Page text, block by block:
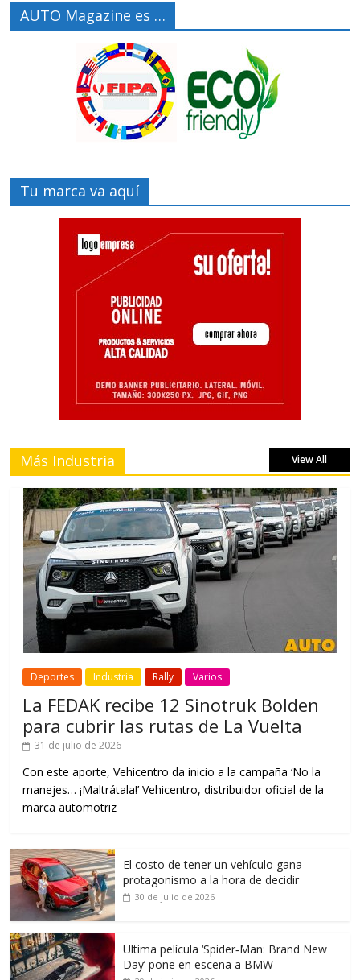
AUTO Magazine es …
Tu marca va aquí
Más Industria View All
Deportes Industria Rally Varios
La FEDAK recibe 12 Sinotruk Bolden
para cubrir las rutas de La Vuelta
31 de julio de 2026
Con este aporte, Vehicentro da inicio a la campaña ‘No la
manejes… ¡Maltrátala!’ Vehicentro, distribuidor oficial de la
marca automotriz
El costo de tener un vehículo gana
protagonismo a la hora de decidir
30 de julio de 2026
Ultima película ‘Spider‑Man: Brand New
Day’ pone en escena a BMW